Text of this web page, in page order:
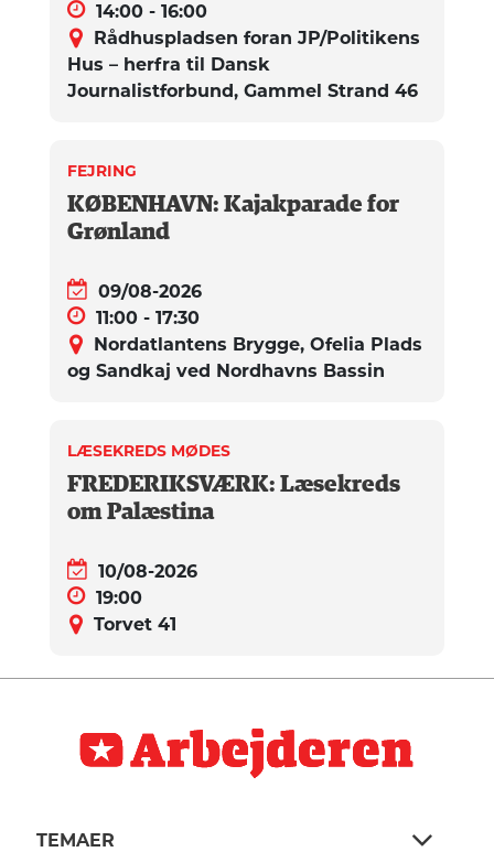
14:00 - 16:00
Rådhuspladsen foran JP/Politikens
Hus – herfra til Dansk
Journalistforbund, Gammel Strand 46
FEJRING
KØBENHAVN: Kajakparade for
Grønland
09/08-2026
11:00 - 17:30
Nordatlantens Brygge, Ofelia Plads
og Sandkaj ved Nordhavns Bassin
LÆSEKREDS MØDES
FREDERIKSVÆRK: Læsekreds
om Palæstina
10/08-2026
19:00
Torvet 41
TEMAER